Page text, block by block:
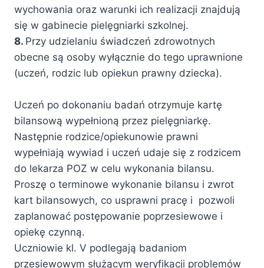
wychowania oraz warunki ich realizacji znajdują
się w gabinecie pielęgniarki szkolnej.
8. Przy udzielaniu świadczeń zdrowotnych
obecne są osoby wyłącznie do tego uprawnione
(uczeń, rodzic lub opiekun prawny dziecka).
Uczeń po dokonaniu badań otrzymuje kartę
bilansową wypełnioną przez pielęgniarkę.
Następnie rodzice/opiekunowie prawni
wypełniają wywiad i uczeń udaje się z rodzicem
do lekarza POZ w celu wykonania bilansu.
Proszę o terminowe wykonanie bilansu i zwrot
kart bilansowych, co usprawni pracę i pozwoli
zaplanować postępowanie poprzesiewowe i
opiekę czynną.
Uczniowie kl. V podlegają badaniom
przesiewowym służącym weryfikacji problemów